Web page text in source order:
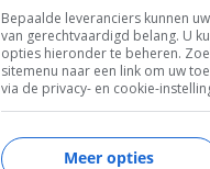
BEELD
Bepaalde leveranciers kunnen
van gerechtvaardigd belang. U
opties hieronder te beheren.
sitemenu naar een link om uw
via de privacy- en cookie-
Meer opties